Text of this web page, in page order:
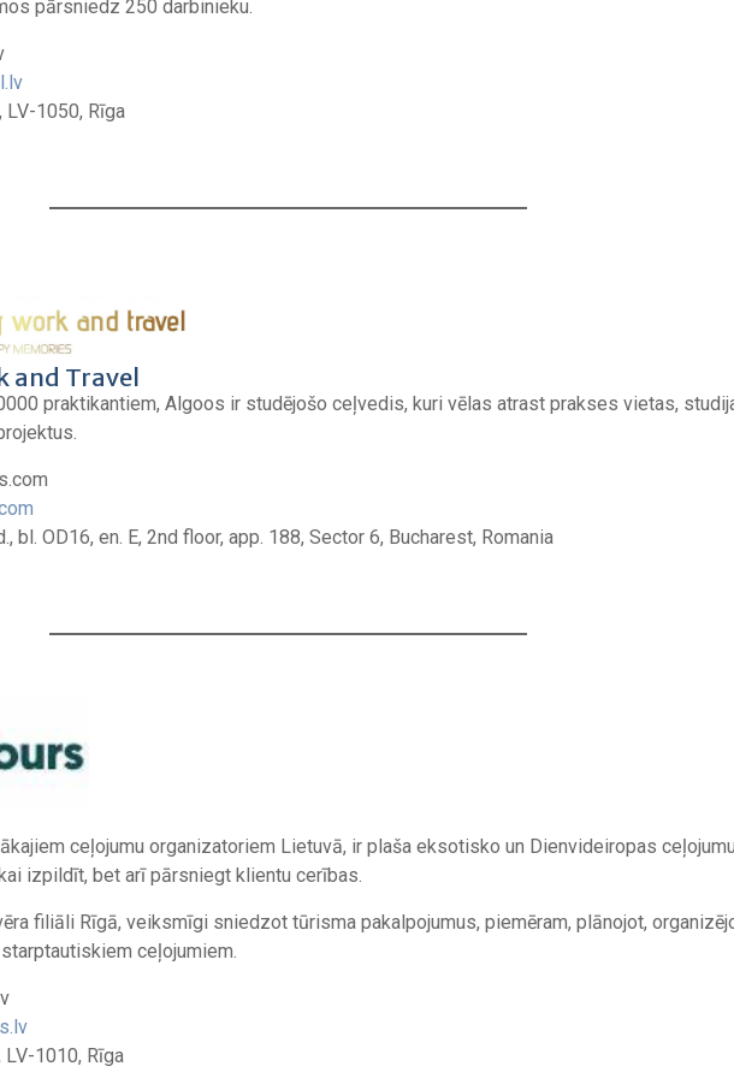
pārsniedz 250 darbinieku.
1050, Rīga
and Travel
praktikantiem, Algoos ir studējošo ceļvedis, kuri vēlas atrast prakses vietas,
bl. OD16, en. E, 2nd floor, app. 188, Sector 6, Bucharest, Romania
ceļojumu organizatoriem Lietuvā, ir plaša eksotisko un Dienvideiropas
izpildīt, bet arī pārsniegt klientu cerības.
filiāli Rīgā, veiksmīgi sniedzot tūrisma pakalpojumus, piemēram, plānojot,
ceļojumiem.
LV-1010, Rīga